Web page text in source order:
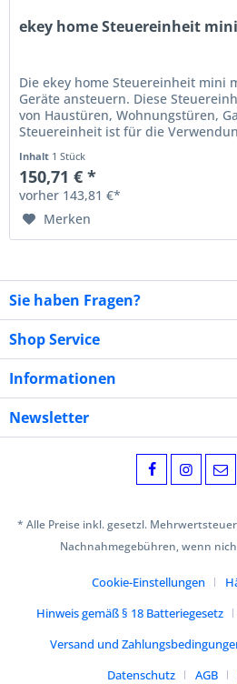
ekey home Steuereinheit
Die ekey home Steuereinheit mini
Geräte ansteuern. Diese
von Haustüren, Wohnungstüren,
Steuereinheit ist für die
Inhalt 1 Stück
150,71 € *
vorher 143,81 €*
Merken
Sie haben Fragen?
Shop Service
Informationen
Newsletter
* Alle Preise inkl. gesetzl.
Nachnahmegebühren, wenn
Cookie-Einstellungen
Hinweis gemäß § 18 Batteriegesetz
Versand und
Datenschutz
AGB